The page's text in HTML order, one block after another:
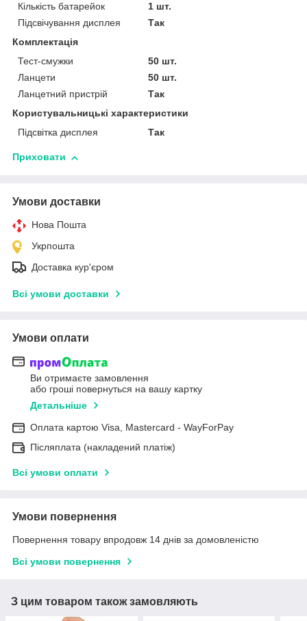
Кількість батарейок
1 шт.
Підсвічування дисплея
Так
Комплектація
Тест-смужки
50 шт.
Ланцети
50 шт.
Ланцетний пристрій
Так
Користувальницькі характеристики
Підсвітка дисплея
Так
Приховати
Умови доставки
Нова Пошта
Укрпошта
Доставка кур'єром
Всі умови доставки
Умови оплати
Ви отримаєте замовлення
або гроші повернуться на вашу картку
Детальніше
Оплата картою Visa, Mastercard - WayForPay
Післяплата (накладений платіж)
Всі умови оплати
Умови повернення
Повернення товару впродовж 14 днів за домовленістю
Всі умови повернення
З цим товаром також замовляють